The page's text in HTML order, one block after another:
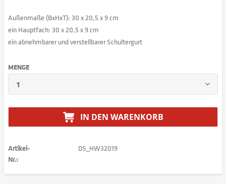
Außenmaße (BxHxT): 30 x 20,5 x 9 cm
ein Hauptfach: 30 x 20,5 x 9 cm
ein abnehmbarer und verstellbarer Schultergurt
MENGE
IN DEN WARENKORB
Artikel-
Nr.:
DS_HW32019